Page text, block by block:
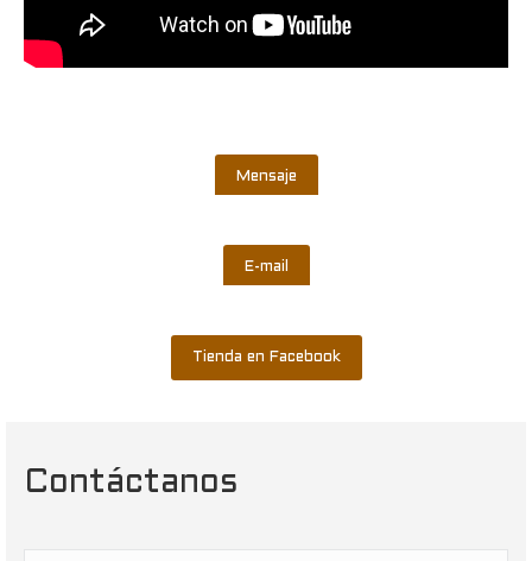
Mensaje
E-mail
Tienda en Facebook
Contáctanos